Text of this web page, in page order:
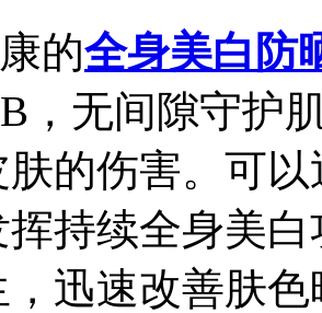
的全身美白防
，无间隙守护
的伤害。 可以
挥持续全身美
迅速改善肤